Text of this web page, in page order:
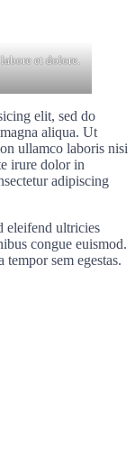
et dolore.
elit, sed do
aliqua. Ut
ullamco laboris nisi
irure dolor in
adipiscing
eleifend ultricies
congue euismod.
tempor sem egestas.